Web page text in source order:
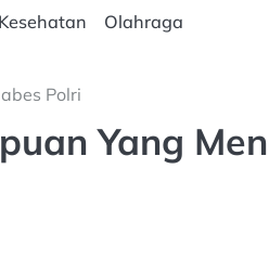
Kesehatan Olahraga
Polri
Yang